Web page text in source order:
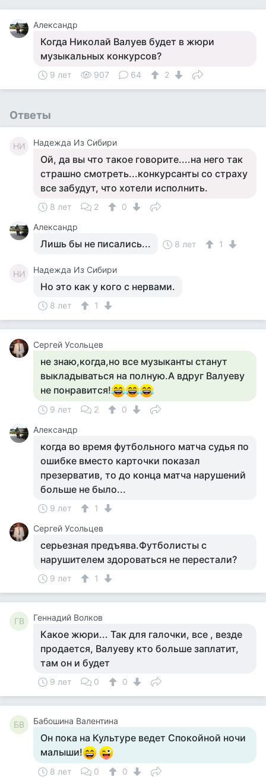
Александр
Когда Николай Валуев будет в жюри
музыкальных конкурсов?
9 лет 907 64 2
Ответы
НИ Надежда Из Сибири
Ой, да вы что такое говорите....на него так
страшно смотреть...конкурсанты со страху
все забудут, что хотели исполнить.
8 лет 2
0
Александр
Лишь бы не писались... 8 лет 1
НИ Надежда Из Сибири
Но это как у кого с нервами.
8 лет 1
Сергей Усольцев
не знаю,когда,но все музыканты станут
выкладываться на полную.А вдруг Валуеву
не понравится!
9 лет 2
0
Александр
когда во время футбольного матча судья по
ошибке вместо карточки показал
презерватив, то до конца матча нарушений
больше не было...
9 лет
1
Сергей Усольцев
серьезная предъява.Футболисты с
нарушителем здороваться не перестали?
9 лет 1
ГВ Геннадий Волков
Какое жюри... Так для галочки, все , везде
продается, Валуеву кто больше заплатит,
там он и будет
9 лет 0 0
БВ Бабошина Валентина
Он пока на Культуре ведет Спокойной ночи
малыши!
8 лет 0 0